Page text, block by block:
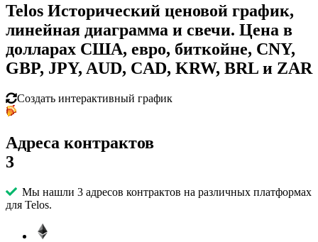
Telos Исторический ценовой график,
линейная диаграмма и свечи. Цена в
долларах США, евро, биткойне, CNY,
GBP, JPY, AUD, CAD, KRW, BRL и ZAR
Создать интерактивный график
Адреса контрактов
3
Мы нашли 3 адресов контрактов на различных платформах
для Telos.